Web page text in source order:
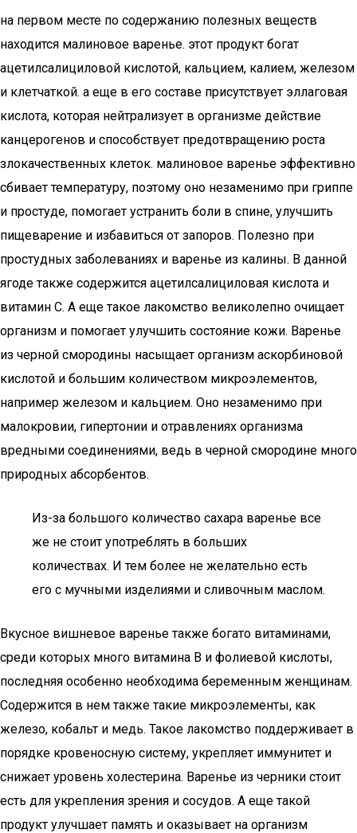
на первом месте по содержанию полезных веществ
находится малиновое варенье. этот продукт богат
ацетилсалициловой кислотой, кальцием, калием, железом
и клетчаткой. а еще в его составе присутствует эллаговая
кислота, которая нейтрализует в организме действие
канцерогенов и способствует предотвращению роста
злокачественных клеток. малиновое варенье эффективно
сбивает температуру, поэтому оно незаменимо при гриппе
и простуде, помогает устранить боли в спине, улучшить
пищеварение и избавиться от запоров. Полезно при
простудных заболеваниях и варенье из калины. В данной
ягоде также содержится ацетилсалициловая кислота и
витамин С. А еще такое лакомство великолепно очищает
организм и помогает улучшить состояние кожи. Варенье
из черной смородины насыщает организм аскорбиновой
кислотой и большим количеством микроэлементов,
например железом и кальцием. Оно незаменимо при
малокровии, гипертонии и отравлениях организма
вредными соединениями, ведь в черной смородине много
природных абсорбентов.
Из-за большого количество сахара варенье все
же не стоит употреблять в больших
количествах. И тем более не желательно есть
его с мучными изделиями и сливочным маслом.
Вкусное вишневое варенье также богато витаминами,
среди которых много витамина В и фолиевой кислоты,
последняя особенно необходима беременным женщинам.
Содержится в нем также такие микроэлементы, как
железо, кобальт и медь. Такое лакомство поддерживает в
порядке кровеносную систему, укрепляет иммунитет и
снижает уровень холестерина. Варенье из черники стоит
есть для укрепления зрения и сосудов. А еще такой
продукт улучшает память и оказывает на организм